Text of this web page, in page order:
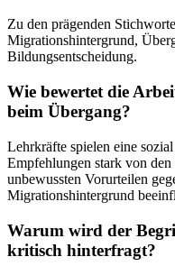
Zu den prägenden
Migrationshintergrund,
Bildungsentscheidung.
Wie bewertet die
beim Übergang?
Lehrkräfte spielen eine
Empfehlungen stark von
unbewussten Vorurteilen
Migrationshintergrund
Warum wird der
kritisch hinterfragt?